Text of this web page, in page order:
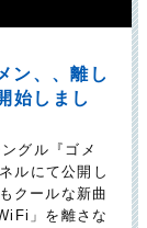
ン、、離し
始しまし
グル『ゴメ
ルにて公開し
クールな新曲
」を離さな